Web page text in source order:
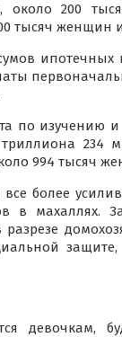
около 200
тысяч женщин
ипотечных
по изучению
234
994 тысяч
более
в махаллях.
защите,
девочкам,